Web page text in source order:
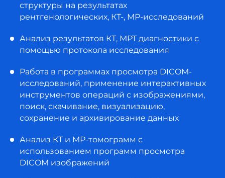
структуры на результатах
рентгенологических, КТ-, МР-исследований
Анализ результатов КТ, МРТ диагностики с
помощью протокола исследования
Работа в программах просмотра DICOM-
исследований, применение интерактивных
инструментов операций с изображениями,
поиск, скачивание, визуализацию,
сохранение и архивирование данных
Анализ КТ и МР-томограмм с
использованием программ просмотра
DICOM изображений